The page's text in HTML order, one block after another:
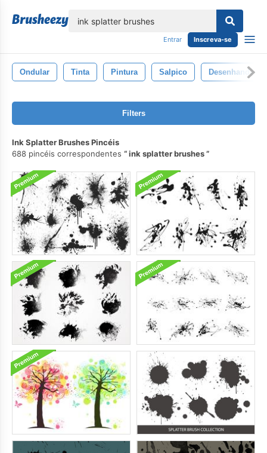
Entrar Inscreva-se
Ondular Tinta Pintura Salpico Desenhando
Filters
Ink Splatter Brushes Pincéis
688 pincéis correspondentes
ink splatter brushes